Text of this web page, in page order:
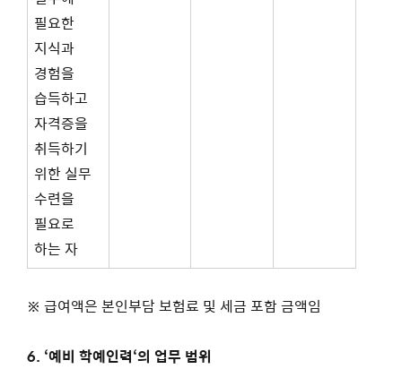
필요한
지식과
경험을
습득하고
자격증을
취득하기
위한 실무
수련을
필요로
하는 자
※ 급여액은 본인부담 보험료 및 세금 포함 금액임
6. ‘예비 학예인력‘의 업무 범위